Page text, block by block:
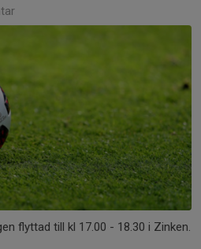
flyttad till kl 17.00 - 18.30 i Zinken.